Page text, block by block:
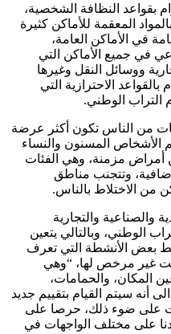
بقواعد النظافة الشخصية،
المعقمة للأماكن كثيرة
في الأماكن العامة،
في جميع الأماكن التي
ووسائل النقل وغيرها
الاحترازية التي
التراب الوطني.
من الناس تكون أكثر عرضة
الأشخاص المسنون والنساء
أمراض مزمنة، وهي الفئات
وتتجنب مناطق
من الاختلاط بالناس.
والصناعية والتجارية
الوطني، وبالتالي يتعين
بعض الأنشطة التي تعرف
غير مرخص لها، “وهي
المكان، والحمامات،
أنه سيتم القيام بتقييم جديد
على ضوء ذلك، حرصا على
على مختلف الواجهات في